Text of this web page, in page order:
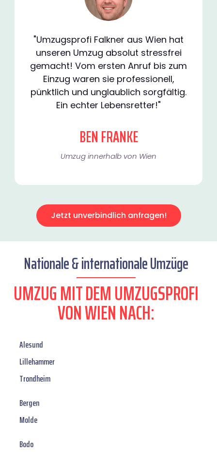
"Umzugsprofi Falkner aus Wien hat
unseren Umzug absolut stressfrei
gemacht! Vom ersten Anruf bis zum
Einzug waren sie professionell,
pünktlich und unglaublich sorgfältig.
Ein echter Lebensretter!"
BEN FRANKE
Umzug innerhalb von Wien​
Jetzt unverbindlich anfragen!
Nationale & internationale Umzüge
UMZUG MIT DEM UMZUGSPROFI
VON WIEN NACH:
Alesund
Lillehammer
Trondheim
Bergen
Molde
Bodo